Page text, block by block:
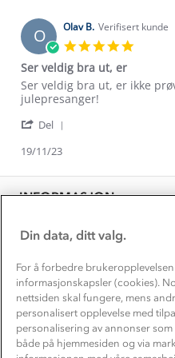
on
23
Dec
2023
O Olav B. Verifisert kunde
Ser veldig bra ut, er
Review
by
B.
19
2023
review
stating
veldig
ut,
Ser veldig bra ut, er ikke
julepresanger!
Del
Olav
B.
Nov
2023
19/11/23
INFORMASJON
Kontakt oss
Konkurransevinnere
Kundeklubb
Våre butikker
Bedrift, barnehage og
Presse
OM OSS
Dyreetikk
1% til samfunnet
Inkludering
Materialer
Personvern
Samarbeide med oss?
TIPS OG RÅD
Dette trenger du til
Gravidklær
Hvordan velge riktig
Store størrelser
Turmat oppskrifter
Beredskap
AKTIVITETER
Få turinspirasjon og tips
Overnatte utendørs⛺
Leirskole 🥾
Barnehageansatt
Tips til hyttetur
Din data, ditt valg.
For å forbedre
informasjonskapsler (cookies).
nettsiden skal fungere, mens
personalisert opplevelse med
personalisering av annonser
både på hjemmesiden og via